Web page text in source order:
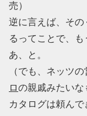
売）
逆に言えば、そ
るってことで、
あ、と。
（でも、ネッツ
ロの親戚みたいな
カタログは頼んで